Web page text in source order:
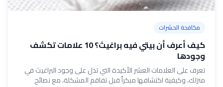
مكافحة الحشرات
كيف أعرف أن بيتي فيه براغيث؟ 10 علامات تكشف
وجودها
تعرف على العلامات العشر الأكيدة التي تدل على وجود البراغيث في
منزلك، وكيفية اكتشافها مبكراً قبل تفاقم المشكلة، مع نصائح